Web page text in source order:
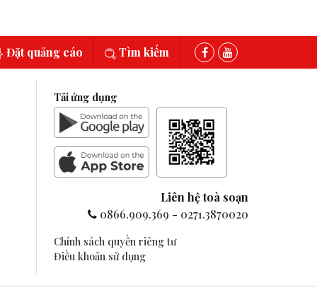
Đặt quảng cáo Tìm kiếm
Tải ứng dụng
Liên hệ toà soạn
0866.909.369 - 0271.3870020
Chính sách quyền riêng tư
Điều khoản sử dụng